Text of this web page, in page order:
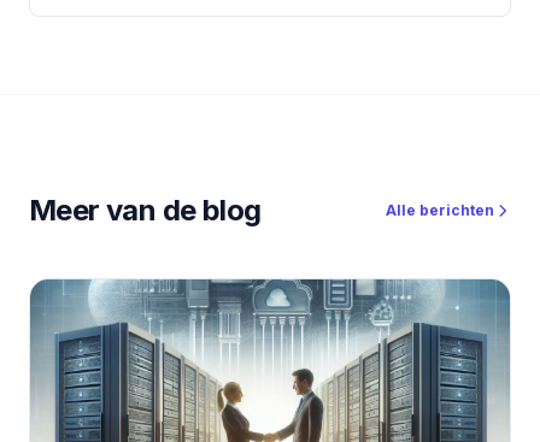
Meer van de blog Alle berichten